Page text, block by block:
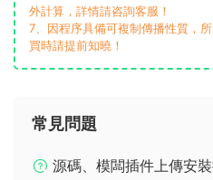
外計算，詳情請咨詢客服！
7、因程序具備可複制傳播性質，
買時請提前知曉！
常見問題
源碼、模闆插件上傳安